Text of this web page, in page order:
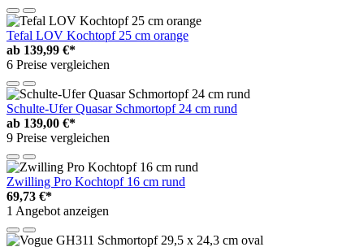
Tefal LOV Kochtopf 25 cm orange
ab 139,99 €*
6 Preise vergleichen
Schulte-Ufer Quasar Schmortopf 24 cm rund
ab 139,00 €*
9 Preise vergleichen
Zwilling Pro Kochtopf 16 cm rund
69,73 €*
1 Angebot anzeigen